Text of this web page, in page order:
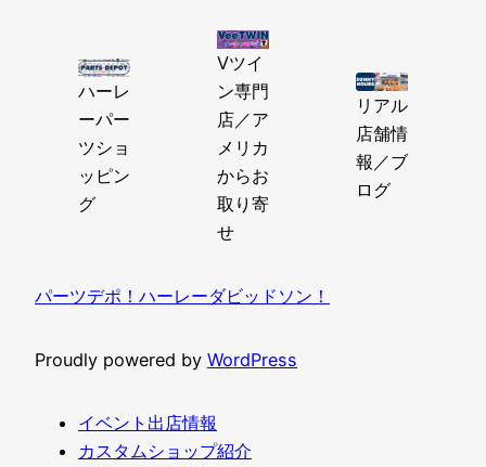
ハーレ
ーパー
ツショ
ッピン
グ
Vツイ
ン専門
店／ア
メリカ
からお
取り寄
せ
リアル
店舗情
報／ブ
ログ
パーツデポ！ハーレーダビッドソン！
Proudly powered by WordPress
イベント出店情報
カスタムショップ紹介